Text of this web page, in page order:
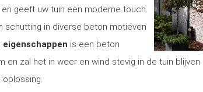
geeft uw tuin een moderne touch.
schutting in diverse beton motieven
is een beton
zal het in weer en wind stevig in de tuin blijven